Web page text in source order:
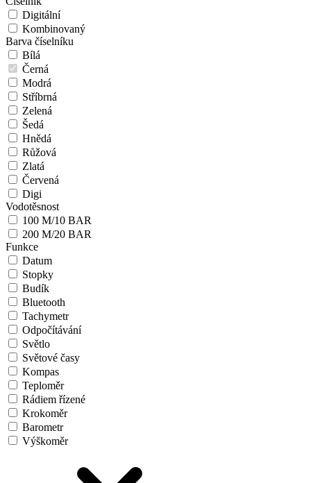
Digitální
Kombinovaný
Barva číselníku
Bílá
Černá
Modrá
Stříbrná
Zelená
Šedá
Hnědá
Růžová
Zlatá
Červená
Digi
Vodotěsnost
100 M/10 BAR
200 M/20 BAR
Funkce
Datum
Stopky
Budík
Bluetooth
Tachymetr
Odpočítávání
Světlo
Světové časy
Kompas
Teploměr
Rádiem řízené
Krokoměr
Barometr
Výškoměr